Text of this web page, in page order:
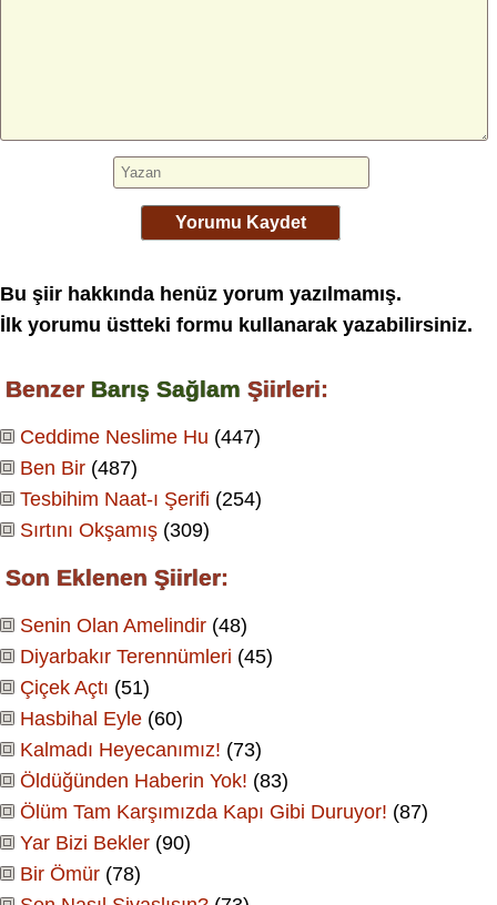
Yorumu Kaydet
Bu şiir hakkında henüz yorum yazılmamış.
İlk yorumu üstteki formu kullanarak yazabilirsiniz.
Benzer Barış Sağlam Şiirleri:
Ceddime Neslime Hu (447)
Ben Bir (487)
Tesbihim Naat-ı Şerifi (254)
Sırtını Okşamış (309)
Son Eklenen Şiirler:
Senin Olan Amelindir (48)
Diyarbakır Terennümleri (45)
Çiçek Açtı (51)
Hasbihal Eyle (60)
Kalmadı Heyecanımız! (73)
Öldüğünden Haberin Yok! (83)
Ölüm Tam Karşımızda Kapı Gibi Duruyor! (87)
Yar Bizi Bekler (90)
Bir Ömür (78)